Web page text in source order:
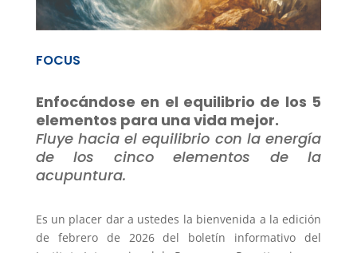
FOCUS
Enfocándose en el equilibrio de los 5
elementos para una vida mejor.
Fluye hacia el equilibrio con la energía
de los cinco elementos de la
acupuntura.
Es un placer dar a ustedes la bienvenida a la edición
de febrero de 2026 del boletín informativo del